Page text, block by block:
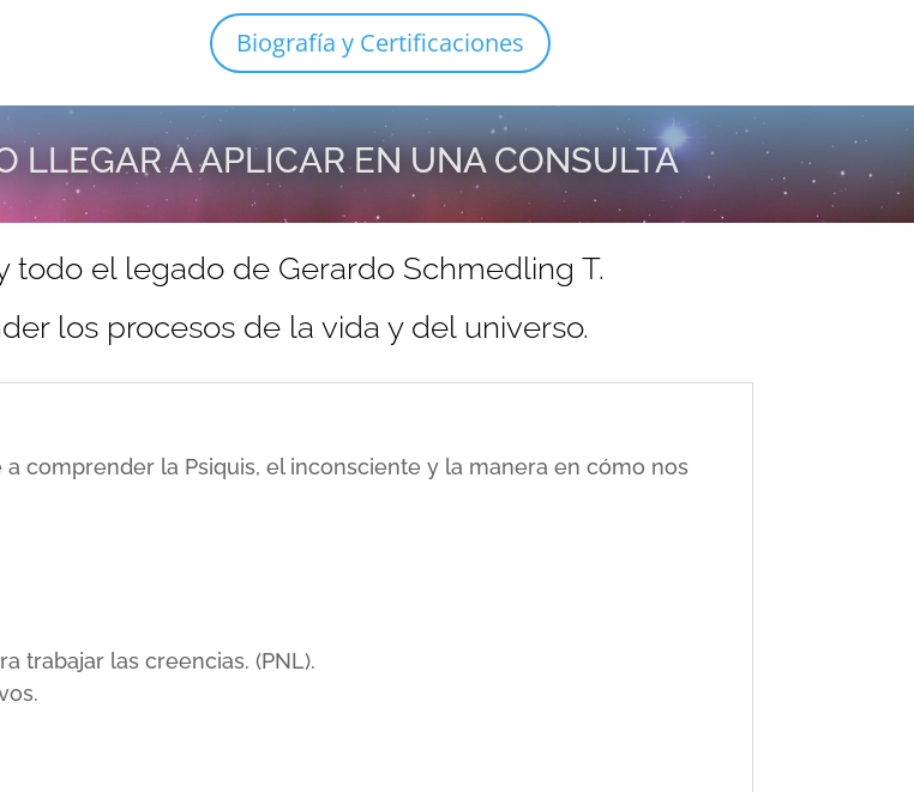
Biografía y Certificaciones
LLEGAR A APLICAR EN UNA CONSULTA
todo el legado de Gerardo Schmedling T.
los procesos de la vida y del universo.
comprender la Psiquis, el inconsciente y la manera en cómo nos
trabajar las creencias. (PNL).